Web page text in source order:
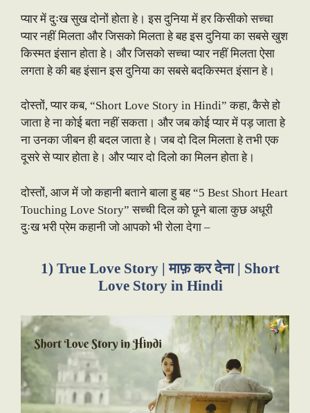
प्यार में दुःख सुख दोनों होता हे। इस दुनिया में हर किसीको सच्चा
प्यार नहीं मिलता और जिसको मिलता हे बह इस दुनिया का सबसे खुश
किस्मत इंसान होता हे। और जिसको सच्चा प्यार नहीं मिलता ऐसा
लगता हे की बह इंसान इस दुनिया का सबसे बदकिस्मत इंसान हे।
दोस्तों, प्यार कब, “Short Love Story in Hindi” कहा, कैसे हो
जाता हे ना कोई बता नहीं सकता। और जब कोई प्यार में पड़ जाता हे
ना उनका जीबन ही बदल जाता हे। जब दो दिल मिलता हे तभी एक
दूसरे से प्यार होता हे। और प्यार दो दिलो का मिलन होता हे।
दोस्तों, आज में जो कहानी बताने बाला हु बह “5 Best Short Heart
Touching Love Story” सच्ची दिल को छूने बाला कुछ अधूरी
दुःख भरी प्रेम कहानी जो आपको भी रोला देगा –
1) True Love Story | माफ़ कर देना | Short
Love Story in Hindi